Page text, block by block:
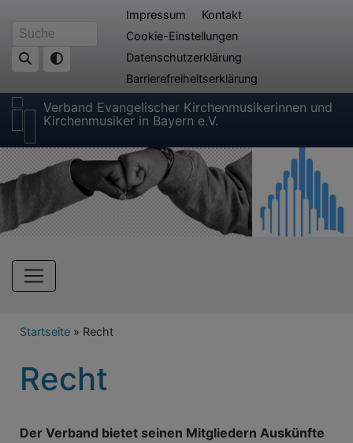
zum
Inhalt
Suche
Fußbereichsmenü
Impressum
Kontakt
Cookie-Einstellungen
Datenschutzerklärung
Barrierefreiheitserklärung
Verband Evangelischer Kirchenmusikerinnen und
Kirchenmusiker in Bayern e.V.
Hauptnavigation
Breadcrumb
Startseite Recht
Recht
Der Verband bietet seinen Mitgliedern Auskünfte